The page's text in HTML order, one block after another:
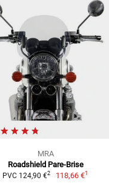
MRA
Roadshield Pare-Brise
PVC 124,90 €2 118,66 €1